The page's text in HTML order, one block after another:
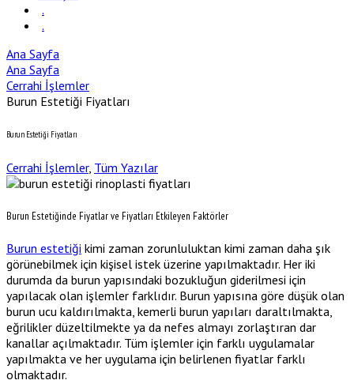
.
.
Ana Sayfa
Ana Sayfa
Cerrahi İşlemler
Burun Estetiği Fiyatları
Burun Estetiği Fiyatları
Cerrahi İşlemler, Tüm Yazılar
Burun Estetiğinde Fiyatlar ve Fiyatları Etkileyen Faktörler
Burun estetiği kimi zaman zorunluluktan kimi zaman daha şık
görünebilmek için kişisel istek üzerine yapılmaktadır. Her iki
durumda da burun yapısındaki bozukluğun giderilmesi için
yapılacak olan işlemler farklıdır. Burun yapısına göre düşük olan
burun ucu kaldırılmakta, kemerli burun yapıları daraltılmakta,
eğrilikler düzeltilmekte ya da nefes almayı zorlaştıran dar
kanallar açılmaktadır. Tüm işlemler için farklı uygulamalar
yapılmakta ve her uygulama için belirlenen fiyatlar farklı
olmaktadır.